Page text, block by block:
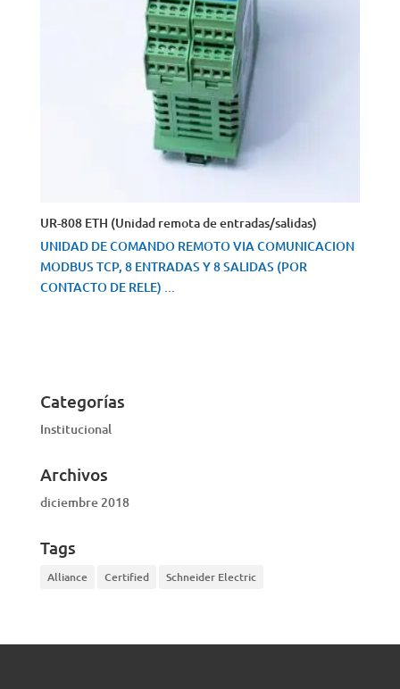
UR-808 ETH (Unidad remota de entradas/salidas)
UNIDAD DE COMANDO REMOTO VIA COMUNICACION
MODBUS TCP, 8 ENTRADAS Y 8 SALIDAS (POR
CONTACTO DE RELE) ...
Categorías
Institucional
Archivos
diciembre 2018
Tags
Alliance Certified Schneider Electric